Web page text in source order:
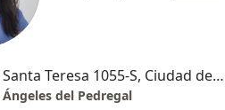
Camino Santa Teresa 1055-S, Ciudad de México
del Pedregal